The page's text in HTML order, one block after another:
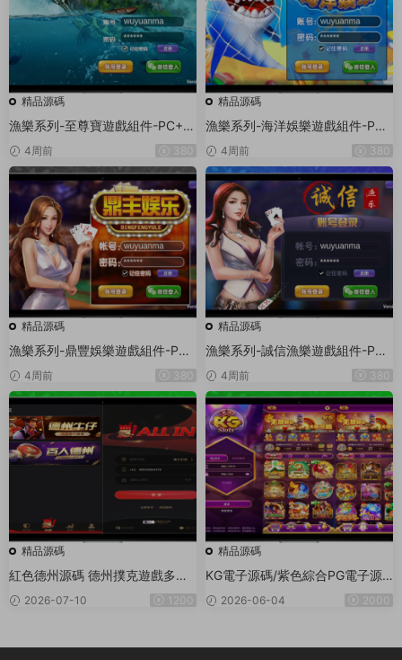
精品源碼
漁樂系列-至尊寶遊戲組件-PC+安
卓+蘋果3端
4周前 380
精品源碼
漁樂系列-海洋娛樂遊戲組件-PC
+安卓+蘋果3端
4周前 380
精品源碼
漁樂系列-鼎豐娛樂遊戲組件-PC
+安卓+蘋果3端
4周前 380
精品源碼
漁樂系列-誠信漁樂遊戲組件-PC
+安卓+蘋果3端
4周前 380
精品源碼
紅色德州源碼 德州撲克遊戲多語
言版/Unity+JAVA版APP雙端源
碼/中英繁三語言+帶控+帶彩池持
2026-07-10 1200
精品源碼
KG電子源碼/紫色綜合PG電子源
碼/老虎機源碼/電玩城源碼/PG遊
戲系統源碼/棋牌捕魚無需接口無
2026-06-04 2000